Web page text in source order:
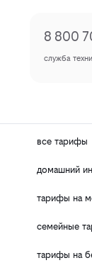
8 800
служба
все тарифы
домашний
тарифы на
семейные
тарифы на